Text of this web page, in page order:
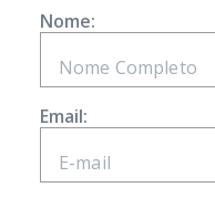
Nome:
Email: